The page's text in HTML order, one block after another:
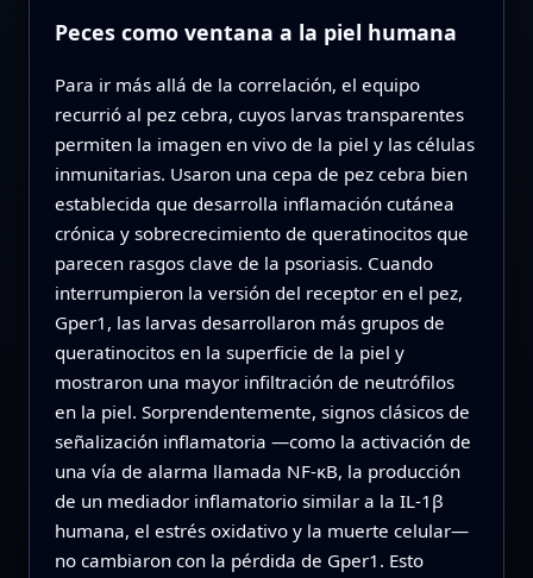
Peces como ventana a la piel humana
Para ir más allá de la correlación, el equipo
recurrió al pez cebra, cuyos larvas transparentes
permiten la imagen en vivo de la piel y las células
inmunitarias. Usaron una cepa de pez cebra bien
establecida que desarrolla inflamación cutánea
crónica y sobrecrecimiento de queratinocitos que
parecen rasgos clave de la psoriasis. Cuando
interrumpieron la versión del receptor en el pez,
Gper1, las larvas desarrollaron más grupos de
queratinocitos en la superficie de la piel y
mostraron una mayor infiltración de neutrófilos
en la piel. Sorprendentemente, signos clásicos de
señalización inflamatoria —como la activación de
una vía de alarma llamada NF-κB, la producción
de un mediador inflamatorio similar a la IL-1β
humana, el estrés oxidativo y la muerte celular—
no cambiaron con la pérdida de Gper1. Esto